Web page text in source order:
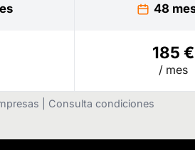
48
185 €
/ mes
| Consulta condiciones